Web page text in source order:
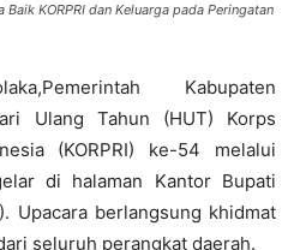
KORPRI dan Keluarga pada Peringatan
Kabupaten
Ulang Tahun (HUT) Korps
(KORPRI) ke-54 melalui
di halaman Kantor Bupati
Upacara berlangsung khidmat
seluruh perangkat daerah.